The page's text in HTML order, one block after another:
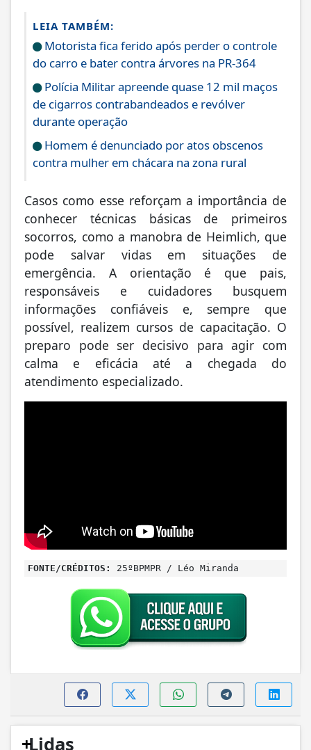
LEIA TAMBÉM:
Motorista fica ferido após perder o controle
do carro e bater contra árvores na PR-364
Polícia Militar apreende quase 12 mil maços
de cigarros contrabandeados e revólver
durante operação
Homem é denunciado por atos obscenos
contra mulher em chácara na zona rural
Casos como esse reforçam a importância de
conhecer técnicas básicas de primeiros
socorros, como a manobra de Heimlich, que
pode salvar vidas em situações de
emergência. A orientação é que pais,
responsáveis e cuidadores busquem
informações confiáveis e, sempre que
possível, realizem cursos de capacitação. O
preparo pode ser decisivo para agir com
calma e eficácia até a chegada do
atendimento especializado.
FONTE/CRÉDITOS: 25ºBPMPR / Léo Miranda
+
Lidas